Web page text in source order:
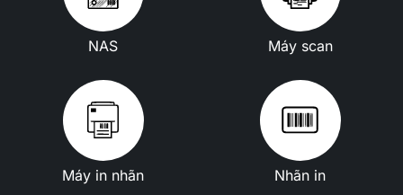
NAS Máy scan
Máy in nhãn Nhãn in